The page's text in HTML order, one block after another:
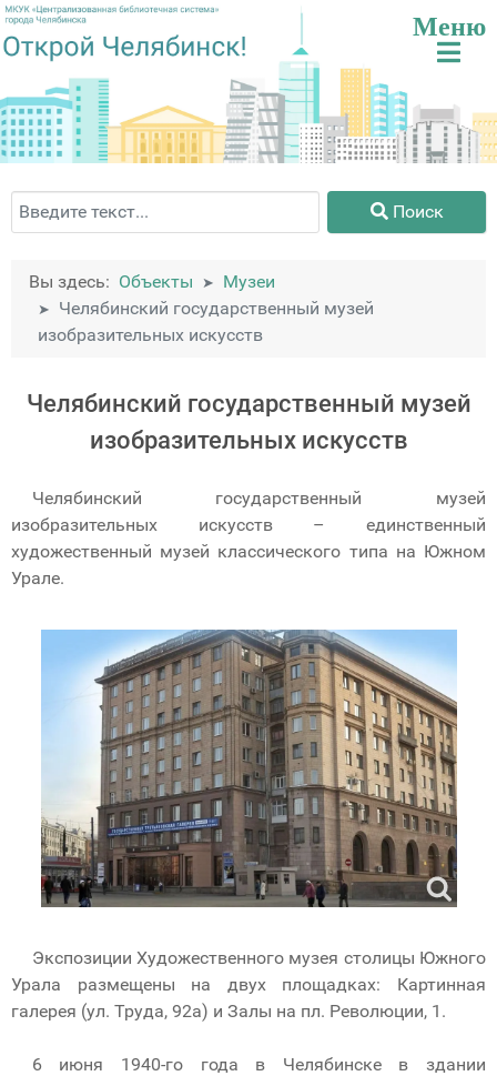
Поиск Поиск
Вы здесь: Объекты
Музеи
Челябинский государственный музей
изобразительных искусств
Челябинский государственный музей
изобразительных искусств
Челябинский государственный музей
изобразительных искусств – единственный
художественный музей классического типа на Южном
Урале.
Экспозиции Художественного музея столицы Южного
Урала размещены на двух площадках: Картинная
галерея (ул. Труда, 92а) и Залы на пл. Революции, 1.
6 июня 1940-го года в Челябинске в здании